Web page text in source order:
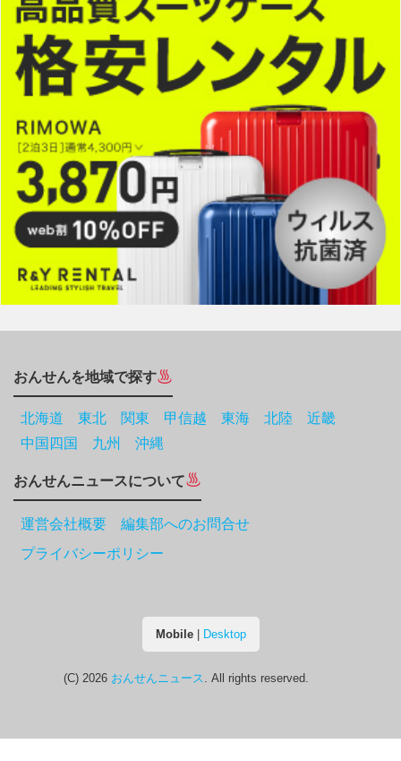
おんせんを地域で探す
北海道 東北 関東 甲信越 東海 北陸
近畿
中国四国
九州 沖縄
おんせんニュースについて
運営会社概要 編集部へのお問合せ
プライバシーポリシー
Mobile| Desktop
(C) 2026 おんせんニュース . All rights reserved.